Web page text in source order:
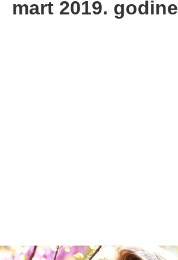
mart 2019. godine